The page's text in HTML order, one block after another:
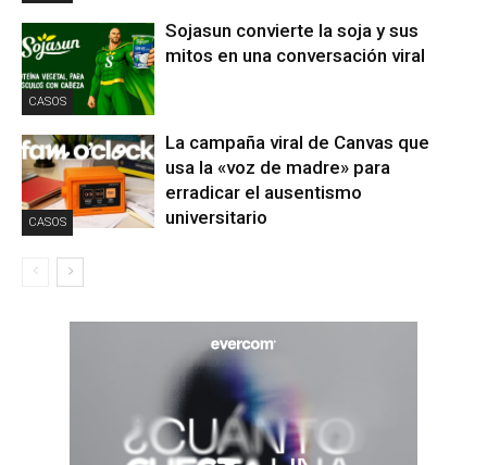
CASOS
Sojasun convierte la soja y sus
mitos en una conversación viral
CASOS
La campaña viral de Canvas que
usa la «voz de madre» para
erradicar el ausentismo
universitario